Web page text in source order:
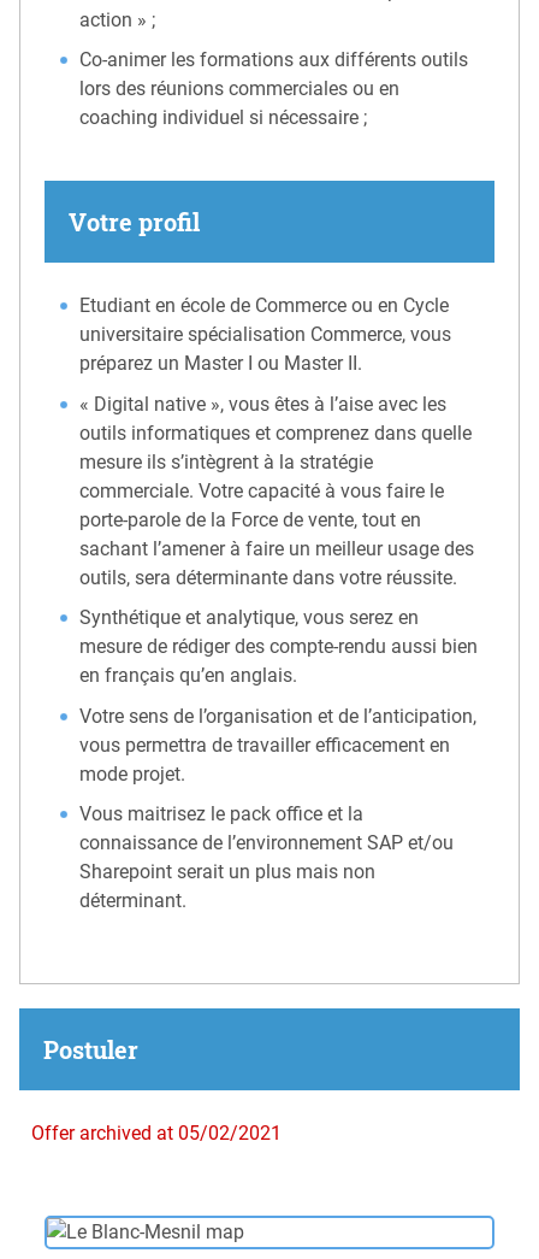
action » ;
Co-animer les formations aux différents outils
lors des réunions commerciales ou en
coaching individuel si nécessaire ;
Votre profil
Etudiant en école de Commerce ou en Cycle
universitaire spécialisation Commerce, vous
préparez un Master I ou Master II.
« Digital native », vous êtes à l’aise avec les
outils informatiques et comprenez dans quelle
mesure ils s’intègrent à la stratégie
commerciale. Votre capacité à vous faire le
porte-parole de la Force de vente, tout en
sachant l’amener à faire un meilleur usage des
outils, sera déterminante dans votre réussite.
Synthétique et analytique, vous serez en
mesure de rédiger des compte-rendu aussi bien
en français qu’en anglais.
Votre sens de l’organisation et de l’anticipation,
vous permettra de travailler efficacement en
mode projet.
Vous maitrisez le pack office et la
connaissance de l’environnement SAP et/ou
Sharepoint serait un plus mais non
déterminant.
Postuler
Offer archived at 05/02/2021